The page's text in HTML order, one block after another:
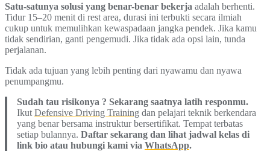
Satu-satunya solusi yang benar-benar bekerja adalah berhenti.
Tidur 15–20 menit di rest area, durasi ini terbukti secara ilmiah
cukup untuk memulihkan kewaspadaan jangka pendek. Jika kamu
tidak sendirian, ganti pengemudi. Jika tidak ada opsi lain, tunda
perjalanan.
Tidak ada tujuan yang lebih penting dari nyawamu dan nyawa
penumpangmu.
Sudah tau risikonya ? Sekarang saatnya latih responmu.
Ikut Defensive Driving Training dan pelajari teknik berkendara
yang benar bersama instruktur bersertifikat. Tempat terbatas
setiap bulannya. Daftar sekarang dan lihat jadwal kelas di
link bio atau hubungi kami via WhatsApp.